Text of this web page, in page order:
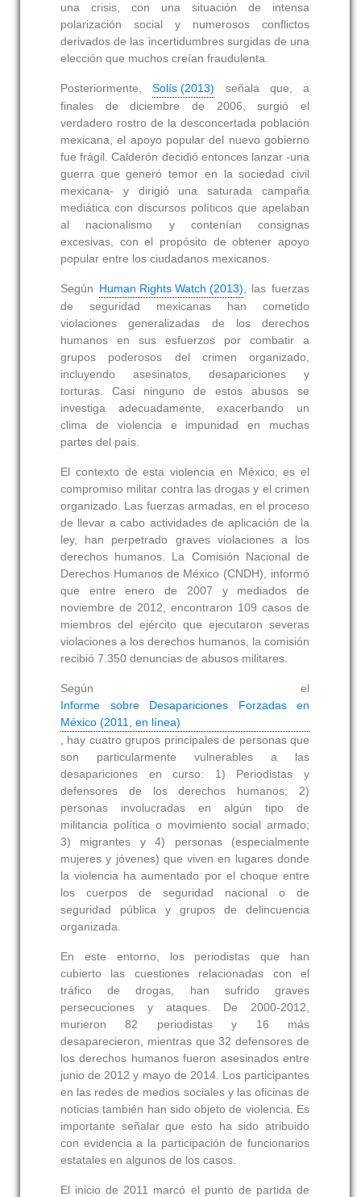
una crisis, con una situación de intensa
polarización social y numerosos conflictos
derivados de las incertidumbres surgidas de una
elección que muchos creían fraudulenta.
Posteriormente,Solís (2013) señala que, a
finales de diciembre de 2006, surgió el
verdadero rostro de la desconcertada población
mexicana, el apoyo popular del nuevo gobierno
fue frágil. Calderón decidió entonces lanzar -una
guerra que generó temor en la sociedad civil
mexicana- y dirigió una saturada campaña
mediática con discursos políticos que apelaban
al nacionalismo y contenían consignas
excesivas, con el propósito de obtener apoyo
popular entre los ciudadanos mexicanos.
Según Human Rights Watch (2013) , las fuerzas
de seguridad mexicanas han cometido
violaciones generalizadas de los derechos
humanos en sus esfuerzos por combatir a
grupos poderosos del crimen organizado,
incluyendo asesinatos, desapariciones y
torturas. Casi ninguno de estos abusos se
investiga adecuadamente, exacerbando un
clima de violencia e impunidad en muchas
partes del país.
El contexto de esta violencia en México, es el
compromiso militar contra las drogas y el crimen
organizado. Las fuerzas armadas, en el proceso
de llevar a cabo actividades de aplicación de la
ley, han perpetrado graves violaciones a los
derechos humanos. La Comisión Nacional de
Derechos Humanos de México (CNDH), informó
que entre enero de 2007 y mediados de
noviembre de 2012, encontraron 109 casos de
miembros del ejército que ejecutaron severas
violaciones a los derechos humanos, la comisión
recibió 7.350 denuncias de abusos militares.
Según el
Informe sobre Desapariciones Forzadas en
México (2011, en línea)
, hay cuatro grupos principales de personas que
son particularmente vulnerables a las
desapariciones en curso: 1) Periodistas y
defensores de los derechos humanos; 2)
personas involucradas en algún tipo de
militancia política o movimiento social armado;
3) migrantes y 4) personas (especialmente
mujeres y jóvenes) que viven en lugares donde
la violencia ha aumentado por el choque entre
los cuerpos de seguridad nacional o de
seguridad pública y grupos de delincuencia
organizada.
En este entorno, los periodistas que han
cubierto las cuestiones relacionadas con el
tráfico de drogas, han sufrido graves
persecuciones y ataques. De 2000-2012,
murieron 82 periodistas y 16 más
desaparecieron, mientras que 32 defensores de
los derechos humanos fueron asesinados entre
junio de 2012 y mayo de 2014. Los participantes
en las redes de medios sociales y las oficinas de
noticias también han sido objeto de violencia. Es
importante señalar que esto ha sido atribuido
con evidencia a la participación de funcionarios
estatales en algunos de los casos.
El inicio de 2011 marcó el punto de partida de